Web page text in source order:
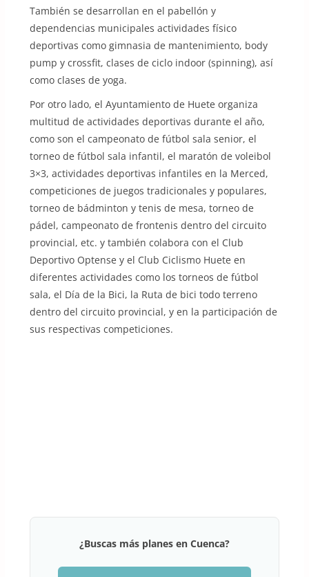
También se desarrollan en el pabellón y
dependencias municipales actividades físico
deportivas como gimnasia de mantenimiento, body
pump y crossfit, clases de ciclo indoor (spinning), así
como clases de yoga.
Por otro lado, el Ayuntamiento de Huete organiza
multitud de actividades deportivas durante el año,
como son el campeonato de fútbol sala senior, el
torneo de fútbol sala infantil, el maratón de voleibol
3×3, actividades deportivas infantiles en la Merced,
competiciones de juegos tradicionales y populares,
torneo de bádminton y tenis de mesa, torneo de
pádel, campeonato de frontenis dentro del circuito
provincial, etc. y también colabora con el Club
Deportivo Optense y el Club Ciclismo Huete en
diferentes actividades como los torneos de fútbol
sala, el Día de la Bici, la Ruta de bici todo terreno
dentro del circuito provincial, y en la participación de
sus respectivas competiciones.
¿Buscas más planes en Cuenca?